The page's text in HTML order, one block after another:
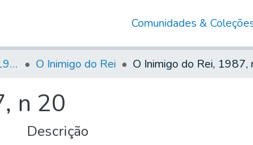
Comunidades &
Canto Libertário (1906-1995) O Inimigo do Rei O Inimigo do Rei, 1987,
n 20
Descrição